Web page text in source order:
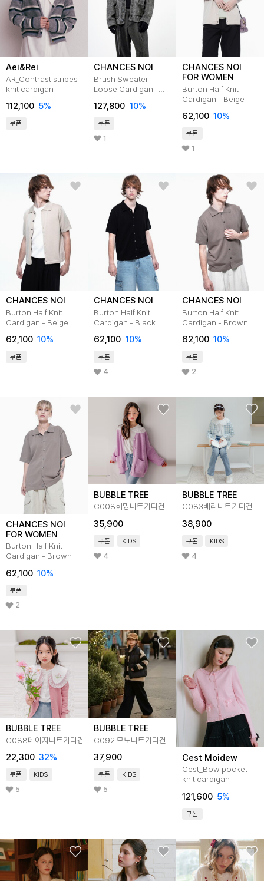
Aei&Rei
AR_Contrast stripes
knit cardigan
112,100 5%
쿠폰
CHANCES NOI
Brush Sweater
Loose Cardigan -
/M244TP08CH
127,800 10%
쿠폰
1
CHANCES NOI
FOR WOMEN
Burton Half Knit
Cardigan - Beige
62,100 10%
쿠폰
1
CHANCES NOI
Burton Half Knit
Cardigan - Beige
62,100 10%
쿠폰
CHANCES NOI
Burton Half Knit
Cardigan - Black
62,100 10%
쿠폰
4
CHANCES NOI
Burton Half Knit
Cardigan - Brown
62,100 10%
쿠폰
2
CHANCES NOI
FOR WOMEN
Burton Half Knit
Cardigan - Brown
62,100 10%
쿠폰
2
BUBBLE TREE
C008허밍니트가디건
35,900
쿠폰 KIDS
4
BUBBLE TREE
C083베리니트가디건
38,900
쿠폰 KIDS
4
BUBBLE TREE
C088데이지니트가디건
22,300 32%
쿠폰 KIDS
5
BUBBLE TREE
C092 모노니트가디건
37,900
쿠폰 KIDS
5
Cest Moidew
Cest_Bow pocket
knit cardigan
121,600 5%
쿠폰